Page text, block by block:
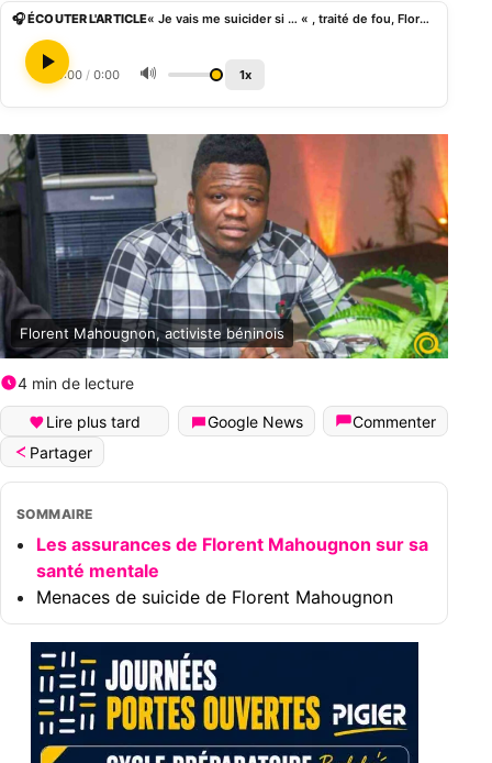
🎧 ÉCOUTER L'ARTICLE « Je vais me suicider si … « , traité de fou, Florent Mahougnon fait une mise en garde (vidéo)
0:00 / 0:00 🔊 1x
Florent Mahougnon, activiste béninois
4 min de lecture
Lire plus tard Google News
Commenter
Partager
SOMMAIRE
Les assurances de Florent Mahougnon sur sa
santé mentale
Menaces de suicide de Florent Mahougnon